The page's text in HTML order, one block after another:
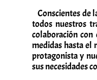
Conscientes de
todos nuestros
colaboración
medidas hasta el
protagonista y
sus necesidades